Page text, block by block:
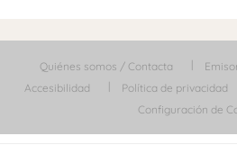
Quiénes somos / Contacta
Accesibilidad
Política de privacidad
Configuración de